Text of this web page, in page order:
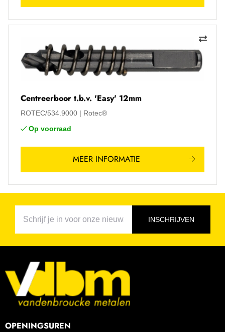
Centreerboor t.b.v. 'Easy' 12mm
ROTEC/534.9000
Rotec®
Op voorraad
MEER INFORMATIE
INSCHRIJVEN
OPENINGSUREN